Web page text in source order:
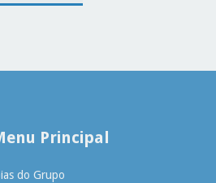
Principal
do Grupo